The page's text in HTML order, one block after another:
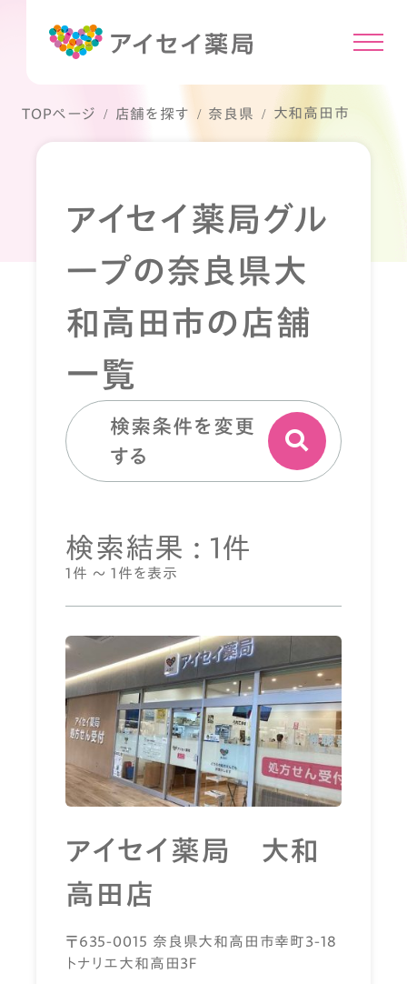
TOPページ 店舗を探す 奈良県 大和高田市
アイセイ薬局グル
ープの奈良県大
和高田市の店舗
一覧
検索条件を変更
する
検索結果 : 1件
1件 ～ 1件を表示
アイセイ薬局 大和
高田店
〒635-0015 奈良県大和高田市幸町3-18
トナリエ大和高田3Ｆ